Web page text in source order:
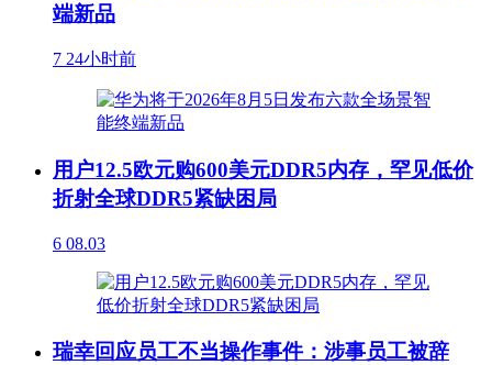
端新品
7 24小时前
用户12.5欧元购600美元DDR5内存，罕见低价
折射全球DDR5紧缺困局
6 08.03
瑞幸回应员工不当操作事件：涉事员工被辞